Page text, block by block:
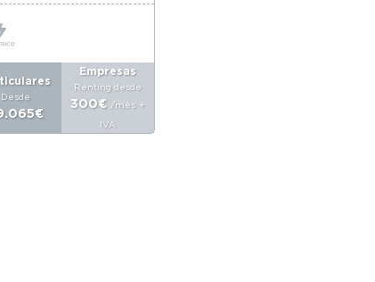
Desde
Empresas
Renting desde
300€ /mês +
IVA